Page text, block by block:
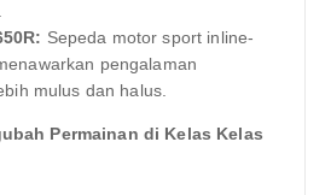
Sepeda motor sport inline-
pengalaman
mulus dan halus.
Permainan di Kelas Kelas